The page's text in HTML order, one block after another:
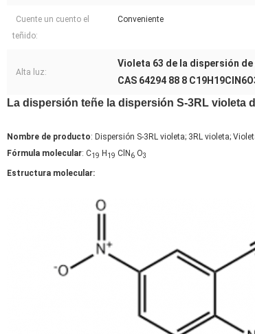
Cuente un cuento el
teñido:
Conveniente
Alta luz:
Violeta 63 de la dispersión de
CAS 64294 88 8
La dispersión teñe la dispersión S-3RL violeta
Nombre de producto: Dispersión S-3RL violeta; 3RL violeta;
Fórmula molecular: C19 H 19 ClN 6 O3
Estructura molecular: